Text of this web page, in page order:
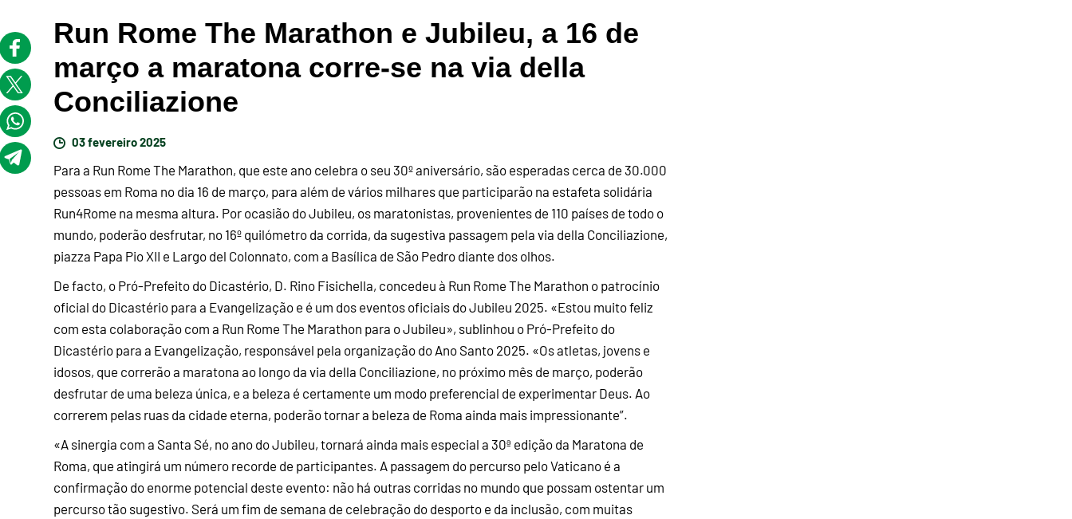
Run Rome The Marathon e Jubileu, a 16 de
março a maratona corre-se na via della
Conciliazione
03 fevereiro 2025
Para a Run Rome The Marathon, que este ano celebra o seu 30º aniversário, são esperadas cerca de 30.000
pessoas em Roma no dia 16 de março, para além de vários milhares que participarão na estafeta solidária
Run4Rome na mesma altura. Por ocasião do Jubileu, os maratonistas, provenientes de 110 países de todo o
mundo, poderão desfrutar, no 16º quilómetro da corrida, da sugestiva passagem pela via della Conciliazione,
piazza Papa Pio XII e Largo del Colonnato, com a Basílica de São Pedro diante dos olhos.
De facto, o Pró-Prefeito do Dicastério, D. Rino Fisichella, concedeu à Run Rome The Marathon o patrocínio
oficial do Dicastério para a Evangelização e é um dos eventos oficiais do Jubileu 2025. «Estou muito feliz
com esta colaboração com a Run Rome The Marathon para o Jubileu», sublinhou o Pró-Prefeito do
Dicastério para a Evangelização, responsável pela organização do Ano Santo 2025. «Os atletas, jovens e
idosos, que correrão a maratona ao longo da via della Conciliazione, no próximo mês de março, poderão
desfrutar de uma beleza única, e a beleza é certamente um modo preferencial de experimentar Deus. Ao
correrem pelas ruas da cidade eterna, poderão tornar a beleza de Roma ainda mais impressionante”.
«A sinergia com a Santa Sé, no ano do Jubileu, tornará ainda mais especial a 30ª edição da Maratona de
Roma, que atingirá um número recorde de participantes. A passagem do percurso pelo Vaticano é a
confirmação do enorme potencial deste evento: não há outras corridas no mundo que possam ostentar um
percurso tão sugestivo. Será um fim de semana de celebração do desporto e da inclusão, com muitas